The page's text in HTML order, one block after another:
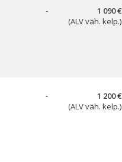
-
1 090 €
(ALV väh. kelp.)
-
1 200 €
(ALV väh. kelp.)